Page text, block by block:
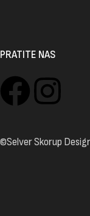
PRATITE NAS
©Selver Skorup